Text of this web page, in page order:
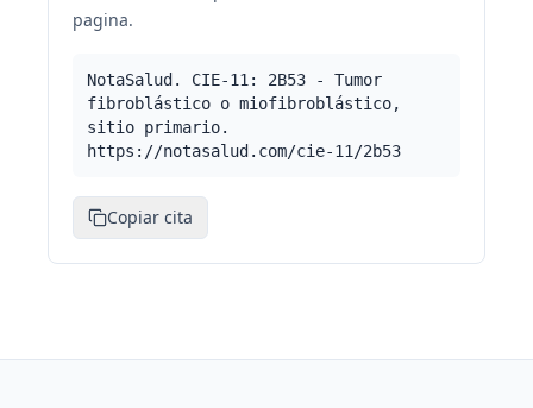
pagina.
NotaSalud. CIE-11: 2B53 - Tumor
fibroblástico o miofibroblástico,
sitio primario.
https://notasalud.com/cie-11/2b53
Copiar cita